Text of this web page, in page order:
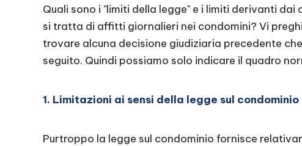
Quali sono i "limiti della legge" e i limiti derivanti
si tratta di affitti giornalieri nei condomini? Vi
trovare alcuna decisione giudiziaria precedente
seguito. Quindi possiamo solo indicare il quadro
1. Limitazioni ai sensi della legge sul condominio
Purtroppo la legge sul condominio fornisce